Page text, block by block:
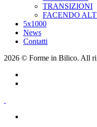
TRANSIZIONI
FACENDO
5x1000
News
Contatti
2026 © Forme in Bilico. All